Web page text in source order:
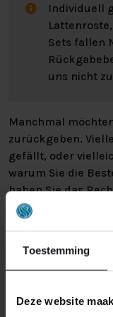
Toestemming
Deze website
Individuell
Sets fallen
uns nicht
Manchmal
zurückgeben.
gefällt, oder
warum Sie die
haben Sie das
nach Erhalt ohne
Bitte behandeln
Sie es
ist oder die
in Rechnung